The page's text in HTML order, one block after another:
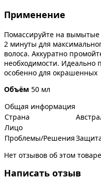
Применение
Помассируйте на вымытые
2 минуты для
волоса. Аккуратно
необходимости. Идеально
особенно для окрашенных
Объём 50 мл
Общая информация
Страна
Лицо
Проблемы/Решения
Нет отзывов об этом
Написать отзыв